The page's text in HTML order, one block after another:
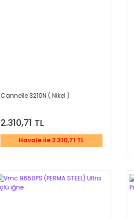
Cannelle 3210N ( Nikel )
2.310,71 TL
Havale ile 2.310,71 TL